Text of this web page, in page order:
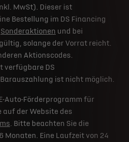
MwSt). Dieser ist
Bestellung im DS Financing
Sonderaktionen und bei
solange der Vorrat reicht.
Aktionscodes.
verfügbare DS
ist nicht möglich.
Auto-Förderprogramm für
auf der Website des
. Bitte beachten Sie die
Monaten. Eine Laufzeit von 24